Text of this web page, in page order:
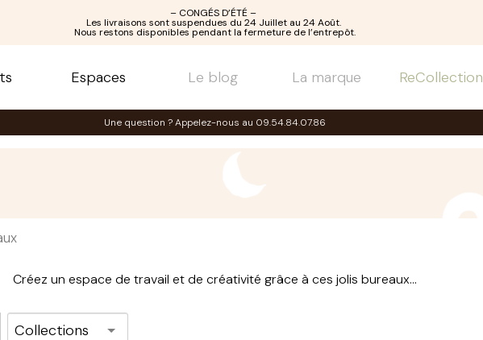
– CONGÉS D’ÉTÉ –
Les livraisons sont suspendues du 24 Juillet au 24 Août.
Nous restons disponibles pendant la fermeture de l’entrepôt.
Espaces Le blog La marque ReCollection
Une question ? Appelez-nous au 09.54.84.07.86
Créez un espace de travail et de créativité grâce à ces jolis bureaux...
Collections